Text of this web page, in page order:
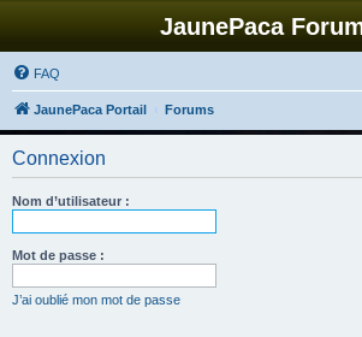
JaunePaca
FAQ
JaunePaca Portail Forums
Connexion
Nom d’utilisateur :
Mot de passe :
J’ai oublié mon mot de passe